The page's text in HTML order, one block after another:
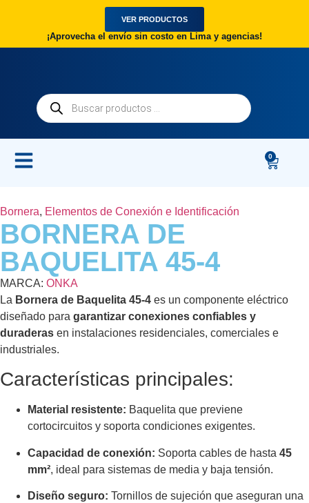
VER PRODUCTOS
¡Aprovecha el envío sin costo en Lima y agencias!
0
Bornera, Elementos de Conexión e Identificación
BORNERA DE
BAQUELITA 45-4
MARCA: ONKA
La Bornera de Baquelita 45-4 es un componente eléctrico
diseñado para garantizar conexiones confiables y
duraderas en instalaciones residenciales, comerciales e
industriales.
Características principales:
Material resistente: Baquelita que previene
cortocircuitos y soporta condiciones exigentes.
Capacidad de conexión: Soporta cables de hasta 45
mm², ideal para sistemas de media y baja tensión.
Diseño seguro: Tornillos de sujeción que aseguran una